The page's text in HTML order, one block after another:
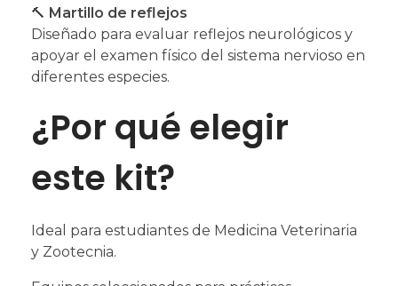
🔨 Martillo de reflejos
Diseñado para evaluar reflejos neurológicos y
apoyar el examen físico del sistema nervioso en
diferentes especies.
¿Por qué elegir
este kit?
Ideal para estudiantes de Medicina Veterinaria
y Zootecnia.